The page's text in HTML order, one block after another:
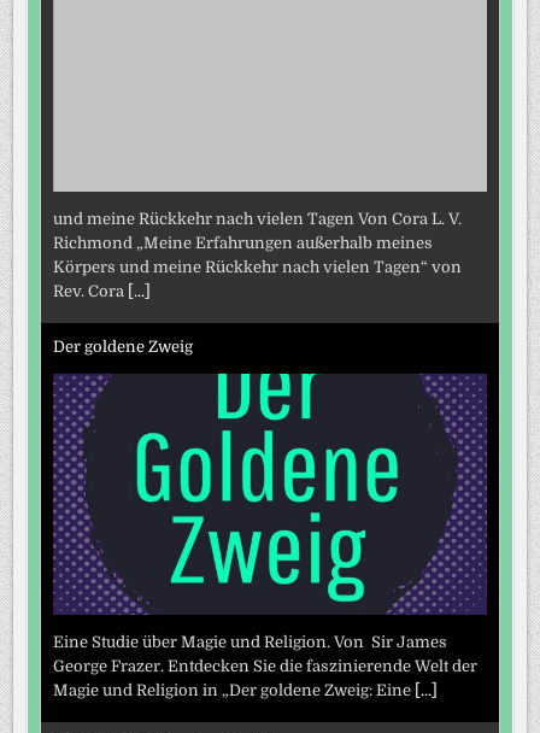
und meine Rückkehr nach vielen Tagen Von Cora L. V.
Richmond „Meine Erfahrungen außerhalb meines
Körpers und meine Rückkehr nach vielen Tagen“ von
Rev. Cora
[...]
Der goldene Zweig
Eine Studie über Magie und Religion. Von Sir James
George Frazer. Entdecken Sie die faszinierende Welt der
Magie und Religion in „Der goldene Zweig: Eine [...]